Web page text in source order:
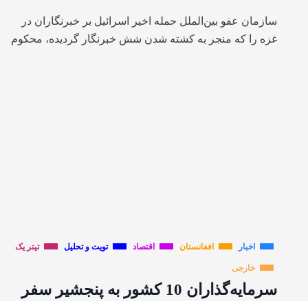
سازمان عفو بین‌الملل حمله اخیر اسرائیل بر خبرنگاران در
غزه را که منجر به کشته شدن شش خبرنگار گردیده، محکوم
اخبار افغانستان اقتصاد تویت و تحلیل تیتر یک
خارجی
سرمایه‌گذاران 10 کشور به پنجشیر سفر